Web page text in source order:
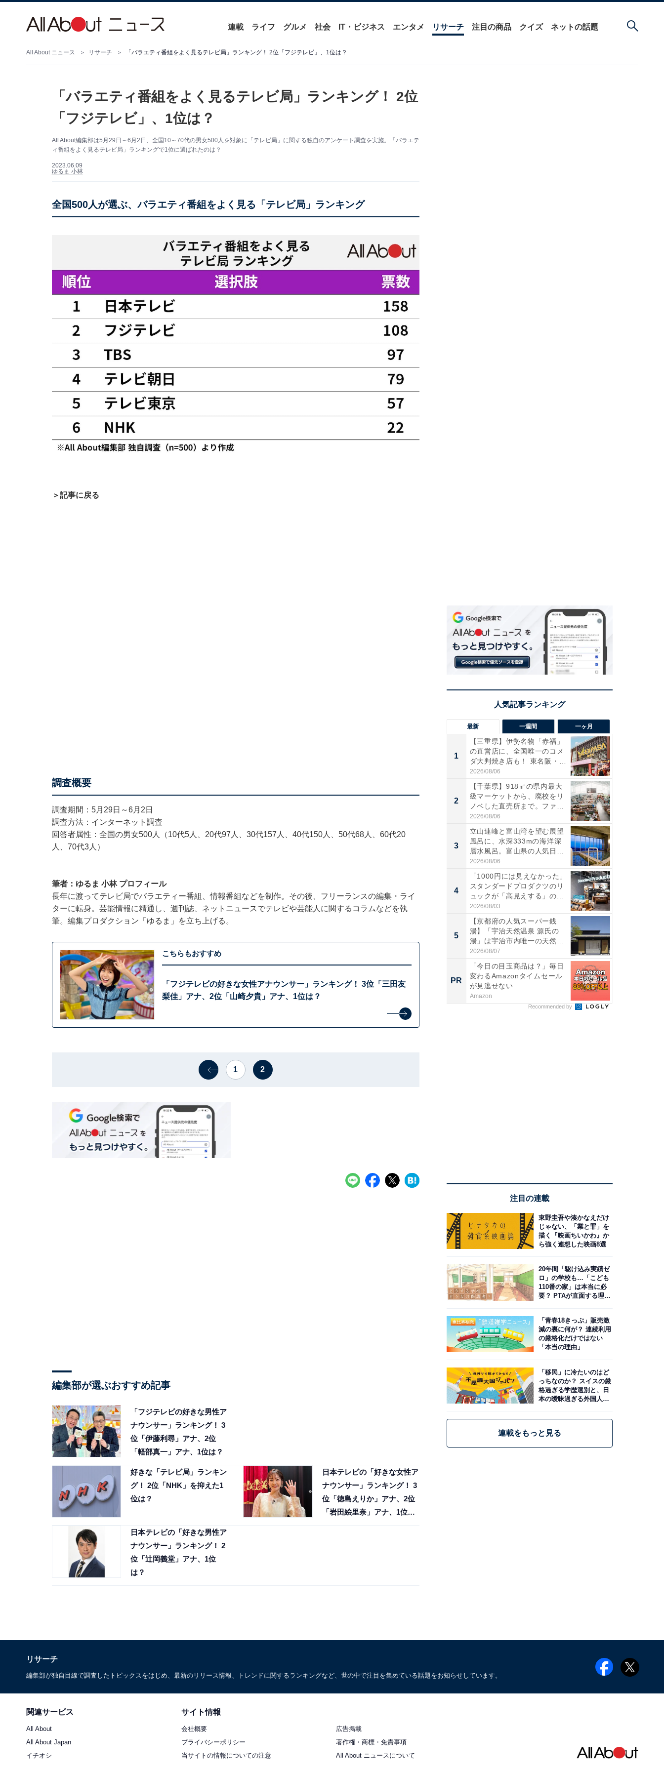
連載 ライフ グルメ 社会 IT・ビジネス エンタメ リサーチ 注目の商品 クイズ ネットの話題
All About ニュース リサーチ 「バラエティ番組をよく見るテレビ局」ランキング！ 2位「フジテレビ」、1位は？
「バラエティ番組をよく見るテレビ局」ランキング！ 2位
「フジテレビ」、1位は？
All About編集部は5月29日～6月2日、全国10～70代の男女500人を対象に「テレビ局」に関する独自のアンケート調査を実施。「バラエテ
ィ番組をよく見るテレビ局」ランキングで1位に選ばれたのは？
2023.06.09
ゆるま 小林
全国500人が選ぶ、バラエティ番組をよく見る「テレビ局」ランキング
＞記事に戻る
調査概要
調査期間：5月29日～6月2日
調査方法：インターネット調査
回答者属性：全国の男女500人（10代5人、20代97人、30代157人、40代150人、50代68人、60代20
人、70代3人）
筆者：ゆるま 小林 プロフィール
長年に渡ってテレビ局でバラエティー番組、情報番組などを制作。その後、フリーランスの編集・ライ
ターに転身。芸能情報に精通し、週刊誌、ネットニュースでテレビや芸能人に関するコラムなどを執
筆。編集プロダクション「ゆるま」を立ち上げる。
こちらもおすすめ
「フジテレビの好きな女性アナウンサー」ランキング！ 3位「三田友
梨佳」アナ、2位「山崎夕貴」アナ、1位は？
1 2
編集部が選ぶおすすめ記事
「フジテレビの好きな男性ア
ナウンサー」ランキング！ 3
位「伊藤利尋」アナ、2位
「軽部真一」アナ、1位は？
好きな「テレビ局」ランキン
グ！ 2位「NHK」を抑えた1
位は？
日本テレビの「好きな女性ア
ナウンサー」ランキング！ 3
位「徳島えりか」アナ、2位
「岩田絵里奈」アナ、1位
日本テレビの「好きな男性ア
ナウンサー」ランキング！ 2
位「辻岡義堂」アナ、1位
は？
最新 一週間 一ヶ月
1
【三重県】伊勢名物「赤福」
の直営店に、全国唯一のコメ
ダ大判焼き店も！ 東名阪・
伊...
2026/08/06
2
【千葉県】918㎡の県内最大
級マーケットから、廃校をリ
ノベした直売所まで。ファ
ー...
2026/08/06
3
立山連峰と富山湾を望む展望
風呂に、水深333mの海洋深
層水風呂。富山県の人気日
帰...
2026/08/06
4
「1000円には見えなかった」
スタンダードプロダクツのリ
ュックが「高見えする」の...
2026/08/03
5
【京都府の人気スーパー銭
湯】「宇治天然温泉 源氏の
湯」は宇治市内唯一の天然温
泉と...
2026/08/07
PR
「今日の目玉商品は？」毎日
変わるAmazonタイムセール
が見逃せない
Amazon
Recommended by
注目の連載
東野圭吾や湊かなえだけ
じゃない、「業と罪」を
描く『映画ちいかわ』か
ら強く連想した映画8選
20年間「駆け込み実績ゼ
ロ」の学校も…「こども
110番の家」は本当に必
要？ PTAが直面する理想
「青春18きっぷ」販売激
減の裏に何が？ 連続利用
の厳格化だけではない
「本当の理由」
「移民」に冷たいのはど
っちなのか？ スイスの厳
格過ぎる学歴選別と、日
本の曖昧過ぎる外国人政
連載をもっと見る
リサーチ
編集部が独自目線で調査したトピックスをはじめ、最新のリリース情報、トレンドに関するランキングなど、世の中で注目を集めている話題をお知らせしています。
関連サービス
All About
All About Japan
イチオシ
サイト情報
会社概要
広告掲載
プライバシーポリシー
著作権・商標・免責事項
当サイトの情報についての注意
All About ニュースについて